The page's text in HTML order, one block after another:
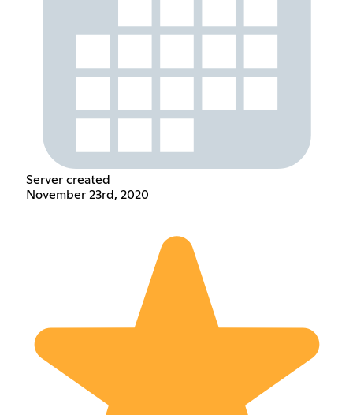
Server created
November 23rd, 2020